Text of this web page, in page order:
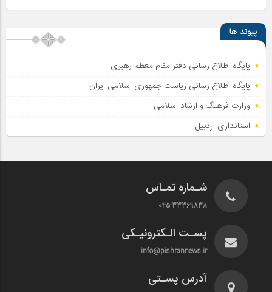
پیوند ها
پایگاه اطلاع رسانی دفتر مقام معظم رهبری
پایگاه اطلاع‌ رسانی ریاست‌ جمهوری اسلامی ایران
وزارت فرهنگ و ارشاد اسلامی
استانداری اردبیل
شـماره تمـاس
045-33369838
پسـت الـکترونیـکی
info@pishrannews.ir
آدرس پسـتی